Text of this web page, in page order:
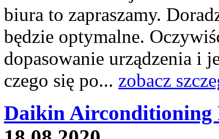
biura to zapraszamy.
będzie optymalne.
dopasowanie urządzenia i
czego się po... zobacz
Daikin Airconditioning